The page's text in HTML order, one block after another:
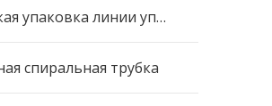
Плоская упаковка линии управления
спиральная трубка